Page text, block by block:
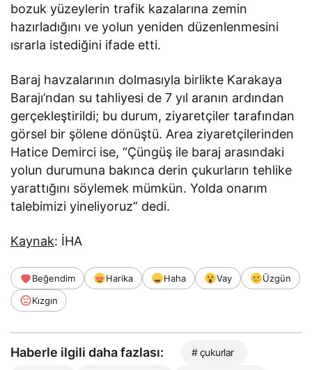
bozuk yüzeylerin trafik kazalarına zemin
hazırladığını ve yolun yeniden düzenlenmesini
ısrarla istediğini ifade etti.
Baraj havzalarının dolmasıyla birlikte Karakaya
Barajı’ndan su tahliyesi de 7 yıl aranın ardından
gerçekleştirildi; bu durum, ziyaretçiler tarafından
görsel bir şölene dönüştü. Area ziyaretçilerinden
Hatice Demirci ise, “Çüngüş ile baraj arasındaki
yolun durumuna bakınca derin çukurların tehlike
yarattığını söylemek mümkün. Yolda onarım
talebimizi yineliyoruz” dedi.
Kaynak: İHA
Beğendim Harika Haha Vay
Üzgün
Kızgın
Haberle ilgili daha fazlası: # çukurlar